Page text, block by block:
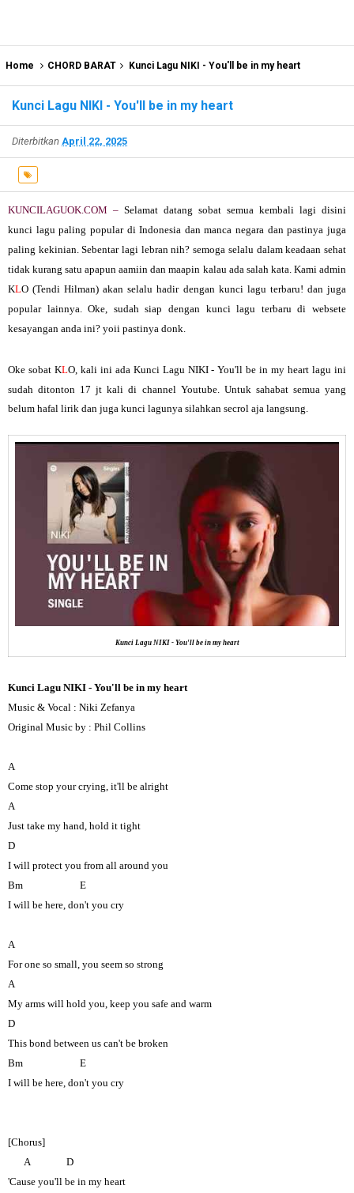
Home CHORD BARAT Kunci Lagu NIKI - You'll be in my heart
Kunci Lagu NIKI - You'll be in my heart
Diterbitkan April 22, 2025
KUNCILAGUOK.COM – Selamat datang sobat semua kembali lagi disini
kunci lagu paling popular di Indonesia dan manca negara dan pastinya juga
paling kekinian. Sebentar lagi lebran nih? semoga selalu dalam keadaan sehat
tidak kurang satu apapun aamiin dan maapin kalau ada salah kata. Kami admin
KLO (Tendi Hilman) akan selalu hadir dengan kunci lagu terbaru! dan juga
popular lainnya. Oke, sudah siap dengan kunci lagu terbaru di websete
kesayangan anda ini? yoii pastinya donk.
Oke sobat KLO, kali ini ada Kunci Lagu NIKI - You'll be in my heart lagu ini
sudah ditonton 17 jt kali di channel Youtube. Untuk sahabat semua yang
belum hafal lirik dan juga kunci lagunya silahkan secrol aja langsung.
Kunci Lagu NIKI - You'll be in my heart
Kunci Lagu NIKI - You'll be in my heart
Music & Vocal : Niki Zefanya
Original Music by : Phil Collins
A
Come stop your crying, it'll be alright
A
Just take my hand, hold it tight
D
I will protect you from all around you
Bm
E
I will be here, don't you cry
A
For one so small, you seem so strong
A
My arms will hold you, keep you safe and warm
D
This bond between us can't be broken
Bm
E
I will be here, don't you cry
[Chorus]
A
D
'Cause you'll be in my heart